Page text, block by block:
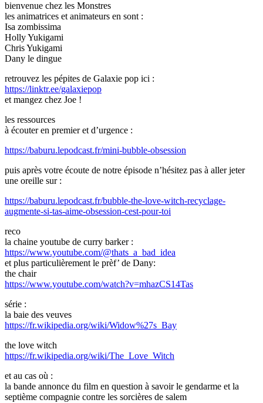
bienvenue chez les Monstres
les animatrices et animateurs en sont :
Isa zombissima
Holly Yukigami
Chris Yukigami
Dany le dingue
retrouvez les pépites de Galaxie pop ici :
https://linktr.ee/galaxiepop
et mangez chez Joe !
les ressources
à écouter en premier et d’urgence :
https://baburu.lepodcast.fr/mini-bubble-obsession
puis après votre écoute de notre épisode n’hésitez pas à aller jeter
une oreille sur :
https://baburu.lepodcast.fr/bubble-the-love-witch-recyclage-
augmente-si-tas-aime-obsession-cest-pour-toi
reco
la chaine youtube de curry barker :
https://www.youtube.com/@thats_a_bad_idea
et plus particulièrement le prèf’ de Dany:
the chair
https://www.youtube.com/watch?v=mhazCS14Tas
série :
la baie des veuves
https://fr.wikipedia.org/wiki/Widow%27s_Bay
the love witch
https://fr.wikipedia.org/wiki/The_Love_Witch
et au cas où :
la bande annonce du film en question à savoir le gendarme et la
septième compagnie contre les sorcières de salem